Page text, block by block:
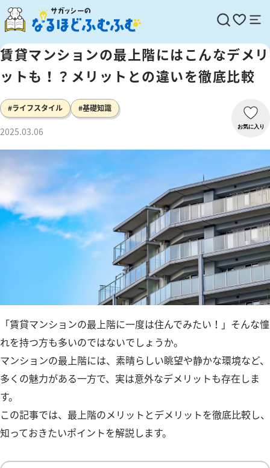
賃貸マンションの最上階にはこんなデメリ
ットも！？メリットとの違いを徹底比較
#ライフスタイル #基礎知識
2025.03.06 お気に入り
「賃貸マンションの最上階に一度は住んでみたい！」そんな憧
れを持つ方も多いのではないでしょうか。
マンションの最上階には、素晴らしい眺望や静かな環境など、
多くの魅力がある一方で、実は意外なデメリットも存在しま
す。
この記事では、最上階のメリットとデメリットを徹底比較し、
知っておきたいポイントを解説します。